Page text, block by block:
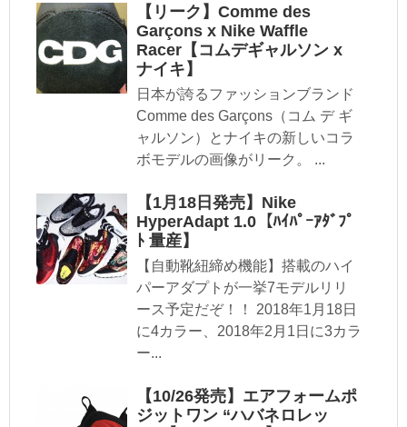
【リーク】Comme des
Garçons x Nike Waffle
Racer【コムデギャルソン x
ナイキ】
日本が誇るファッションブランド
Comme des Garçons（コム デ ギ
ャルソン）とナイキの新しいコラ
ボモデルの画像がリーク。 ...
【1月18日発売】Nike
HyperAdapt 1.0【ﾊｲﾊﾟｰｱﾀﾞﾌﾟ
ﾄ 量産】
【自動靴紐締め機能】搭載のハイ
パーアダプトが一挙7モデルリリ
ース予定だぞ！！ 2018年1月18日
に4カラー、2018年2月1日に3カラ
ー...
【10/26発売】エアフォームポ
ジットワン “ハバネロレッ